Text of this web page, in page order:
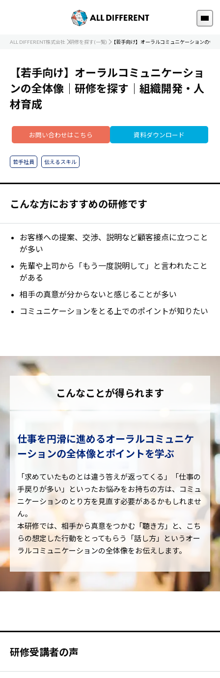
ALL DIFFERENT株式会社 研修を探す(一覧) 【若手向け】オーラルコミュニケーションの全体
【若手向け】オーラルコミュニケーショ
ンの全体像｜研修を探す｜組織開発・人
材育成
若手社員 伝えるスキル
お問い合わせはこちら 資料ダウンロード
こんな方におすすめの研修です
お客様への提案、交渉、説明など顧客接点に立つこと
が多い
先輩や上司から「もう一度説明して」と言われたこと
がある
相手の真意が分からないと感じることが多い
コミュニケーションをとる上でのポイントが知りたい
こんなことが得られます
仕事を円滑に進めるオーラルコミュニケ
ーションの全体像とポイントを学ぶ
「求めていたものとは違う答えが返ってくる」「仕事の
手戻りが多い」といったお悩みをお持ちの方は、コミュ
ニケーションのとり方を見直す必要があるかもしれませ
ん。
本研修では、相手から真意をつかむ「聴き方」と、こち
らの想定した行動をとってもらう「話し方」というオー
ラルコミュニケーションの全体像をお伝えします。
研修受講者の声